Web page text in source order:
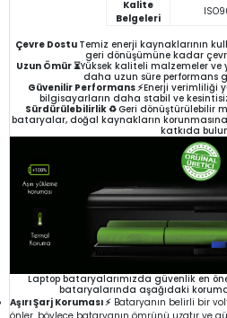
Kalite
Belgeleri
Çevre Dostu Temiz enerji kaynaklarının
geri dönüşümüne kadar
Uzun Ömür ⏳Yüksek kaliteli malzemeler
daha uzun süre performans
Güvenilir Performans ⚡Enerji verimliliği
bilgisayarların daha stabil ve
Sürdürülebilirlik ♻️Geri dönüştürülebilir
bataryalar, doğal kaynakların
katkıda
Laptop bataryalarımızda güvenlik en
bataryalarında aşağıdaki
Aşırı Şarj Koruması ⚡ Bataryanın belirli bir